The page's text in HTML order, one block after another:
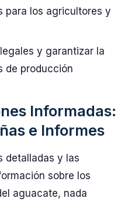
para los agricultores y
y garantizar la
de producción
Informadas:
e Informes
detalladas y las
sobre los
aguacate, nada